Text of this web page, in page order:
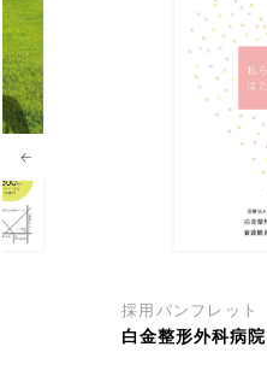
採用パンフレット
白金整形外科病院